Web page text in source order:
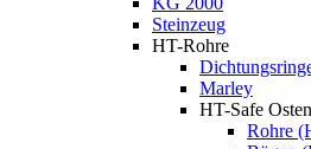
Steinzeug
HT-Rohre
Marley
HT-Safe
Rohre